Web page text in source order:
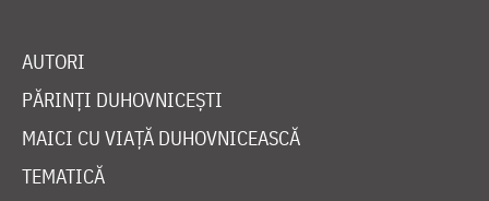
AUTORI
PĂRINȚI DUHOVNICEȘTI
MAICI CU VIAȚĂ DUHOVNICEASCĂ
TEMATICĂ